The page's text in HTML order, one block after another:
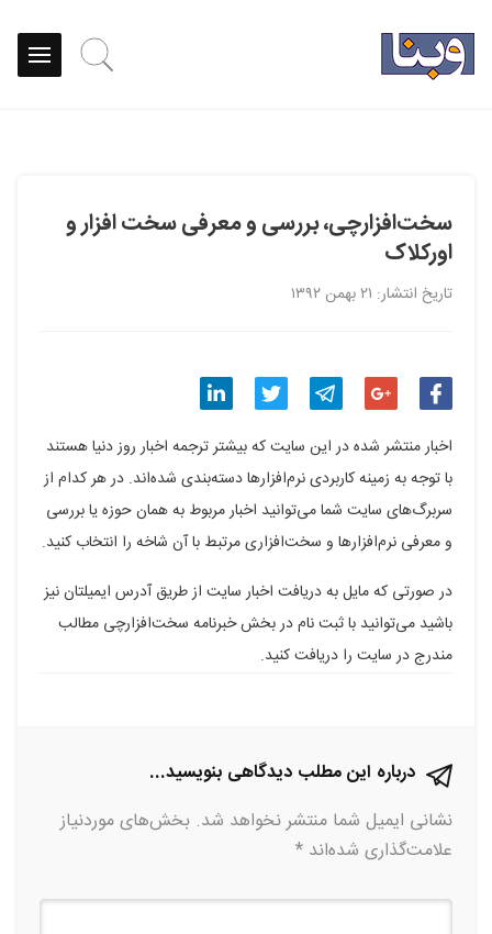
سخت‌افزارچی، بررسی و معرفی سخت افزار و
اورکلاک
تاریخ انتشار: ۲۱ بهمن ۱۳۹۲
گذاری
در
فیسبوک
گذاری
در
گوگل
پلاس
گذاری
در
تلگرام
گذاری
در
توییتر
گذاری
در
لینکدین
اخبار منتشر شده در این سایت که بیشتر ترجمه اخبار روز دنیا هستند
با توجه به زمینه کاربردی نرم‌افزارها دسته‌بندی شده‌اند. در هر کدام از
سربرگ‌های سایت شما می‌توانید اخبار مربوط به همان حوزه یا بررسی
و معرفی نرم‌افزارها و سخت‌افزاری مرتبط با آن شاخه را انتخاب کنید.
در صورتی که مایل به دریافت اخبار سایت از طریق آدرس ایمیلتان نیز
باشید می‌توانید با ثبت نام در بخش خبرنامه سخت‌افزارچی مطالب
مندرج در سایت را دریافت کنید.
درباره این مطلب دیدگاهی بنویسید...
نشانی ایمیل شما منتشر نخواهد شد. بخش‌های موردنیاز
علامت‌گذاری شده‌اند *